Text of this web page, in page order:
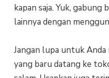
kapan saja. Yuk, gabung
lainnya dengan
Jangan lupa untuk
yang baru datang ke